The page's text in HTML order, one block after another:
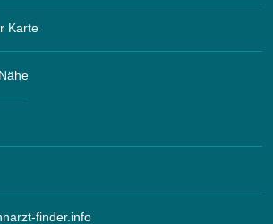
Karte
finder.info